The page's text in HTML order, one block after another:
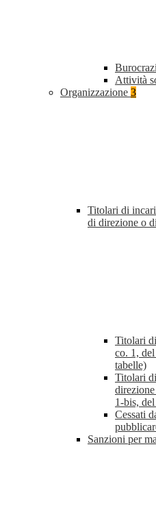
Attività
Organizzazione 3
Titolari di
di direzione o
Titolari
co. 1,
tabelle)
Titolari
1-bis,
Cessati
Sanzioni per